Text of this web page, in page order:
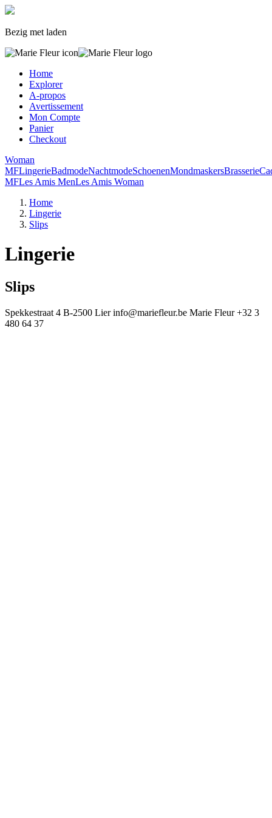
Bezig met laden
Home
Explorer
A-propos
Avertissement
Mon Compte
Panier
Checkout
Woman
MFLingerieBadmodeNachtmodeSchoenenMondmaskersBrasserie
MFLes Amis MenLes Amis Woman
Home
Lingerie
Slips
Lingerie
Slips
Spekkestraat 4 B-2500 Lier info@mariefleur.be Marie Fleur +32 3
480 64 37